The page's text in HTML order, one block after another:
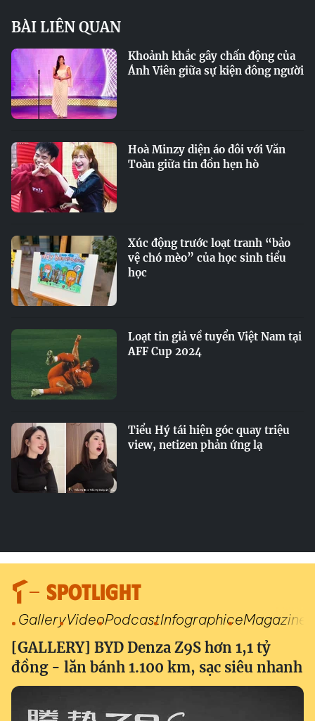
BÀI LIÊN QUAN
Khoảnh khắc gây chấn động của
Ánh Viên giữa sự kiện đông người
Hoà Minzy diện áo đôi với Văn
Toàn giữa tin đồn hẹn hò
Xúc động trước loạt tranh “bảo
vệ chó mèo” của học sinh tiểu
học
Loạt tin giả về tuyển Việt Nam tại
AFF Cup 2024
Tiểu Hý tái hiện góc quay triệu
view, netizen phản ứng lạ
SPOTLIGHT
GalleryVideoPodcastInfographiceMagazine
[GALLERY] BYD Denza Z9S hơn 1,1 tỷ
đồng - lăn bánh 1.100 km, sạc siêu nhanh